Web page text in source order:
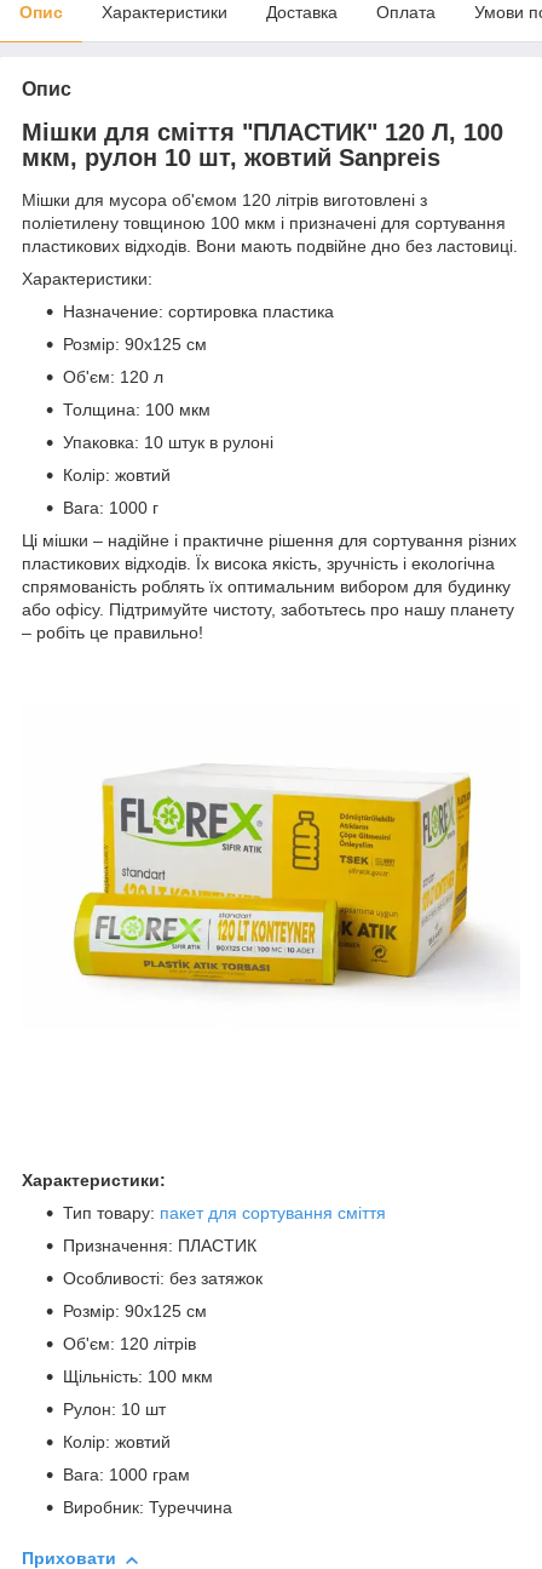
Опис Характеристики Доставка Оплата Умови
Опис
Мішки для сміття "ПЛАСТИК" 120 Л, 100
мкм, рулон 10 шт, жовтий Sanpreis
Мішки для мусора об'ємом 120 літрів виготовлені з
поліетилену товщиною 100 мкм і призначені для сортування
пластикових відходів. Вони мають подвійне дно без ластовиці.
Характеристики:
Назначение: сортировка пластика
Розмір: 90х125 см
Об'єм: 120 л
Толщина: 100 мкм
Упаковка: 10 штук в рулоні
Колір: жовтий
Вага: 1000 г
Ці мішки – надійне і практичне рішення для сортування різних
пластикових відходів. Їх висока якість, зручність і екологічна
спрямованість роблять їх оптимальним вибором для будинку
або офісу. Підтримуйте чистоту, заботьтесь про нашу планету
– робіть це правильно!
Характеристики:
Тип товару: пакет для сортування сміття
Призначення: ПЛАСТИК
Особливості: без затяжок
Розмір: 90х125 см
Об'єм: 120 літрів
Щільність: 100 мкм
Рулон: 10 шт
Колір: жовтий
Вага: 1000 грам
Виробник: Туреччина
Приховати